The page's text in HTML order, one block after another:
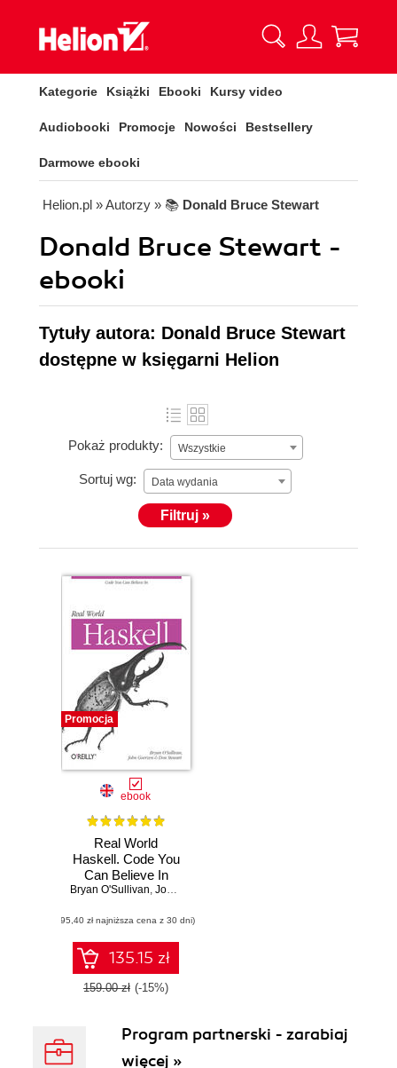
Kategorie Książki Ebooki Kursy video
Audiobooki Promocje Nowości Bestsellery
Darmowe ebooki
Helion.pl » Autorzy » 📚 Donald Bruce Stewart
Donald Bruce Stewart -
ebooki
Tytuły autora: Donald Bruce Stewart
dostępne w księgarni Helion
Pokaż produkty: Wszystkie
Sortuj wg: Data wydania
Filtruj »
Promocja
ebook
Real World
Haskell. Code You
Can Believe In
Bryan O'Sullivan, John Goerzen
(95,40 zł najniższa cena z 30 dni)
135.15 zł
159.00 zł (-15%)
Program partnerski - zarabiaj
więcej »